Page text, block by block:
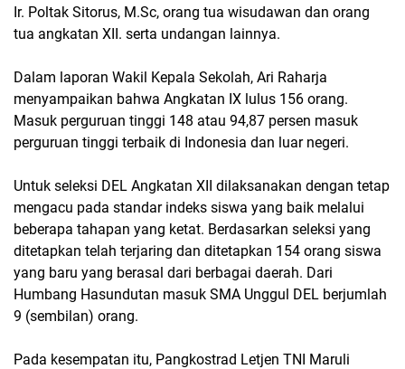
Ir. Poltak Sitorus, M.Sc, orang tua wisudawan dan orang
tua angkatan XII. serta undangan lainnya.
Dalam laporan Wakil Kepala Sekolah, Ari Raharja
menyampaikan bahwa Angkatan IX lulus 156 orang.
Masuk perguruan tinggi 148 atau 94,87 persen masuk
perguruan tinggi terbaik di Indonesia dan luar negeri.
Untuk seleksi DEL Angkatan XII dilaksanakan dengan tetap
mengacu pada standar indeks siswa yang baik melalui
beberapa tahapan yang ketat. Berdasarkan seleksi yang
ditetapkan telah terjaring dan ditetapkan 154 orang siswa
yang baru yang berasal dari berbagai daerah. Dari
Humbang Hasundutan masuk SMA Unggul DEL berjumlah
9 (sembilan) orang.
Pada kesempatan itu, Pangkostrad Letjen TNI Maruli